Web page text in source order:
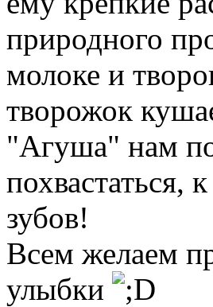
природного
молоке и
творожок
"Агуша" нам
похвастаться,
зубов!
Всем желаем
улыбки